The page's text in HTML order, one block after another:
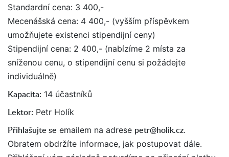
Standardní cena: 3 400,-
Mecenášská cena: 4 400,- (vyšším příspěvkem
umožňujete existenci stipendijní ceny)
Stipendijní cena: 2 400,- (nabízíme 2 místa za
sníženou cenu, o stipendijní cenu si požádejte
individuálně)
Kapacita: 14 účastníků
Lektor: Petr Holík
Přihlašujte se emailem na adrese petr@holik.cz.
Obratem obdržíte informace, jak postupovat dále.